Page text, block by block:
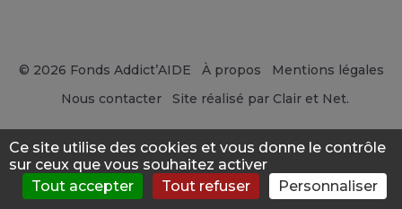
Menu S'évaluer Consulter Forum News
© 2026 Fonds Addict’AIDE À propos
Mentions légales
Nous contacter
Site réalisé par Clair et Net.
Ce site utilise des cookies et vous donne le contrôle
sur ceux que vous souhaitez activer
Tout accepter
Tout refuser Personnaliser